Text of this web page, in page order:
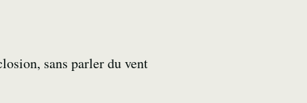
sans parler du vent